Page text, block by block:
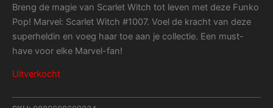
Breng de magie van Scarlet Witch tot leven met deze Funko
Pop! Marvel: Scarlet Witch #1007. Voel de kracht van deze
superheldin en voeg haar toe aan je collectie. Een must-
have voor elke Marvel-fan!
Uitverkocht